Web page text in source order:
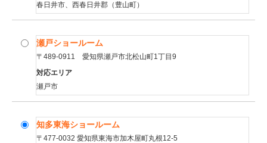
春日井市、西春日井郡（豊山町）
瀬戸ショールーム
〒489-0911 愛知県瀬戸市北松山町1丁目9
対応エリア
瀬戸市
知多東海ショールーム
〒477-0032 愛知県東海市加木屋町丸根12-5